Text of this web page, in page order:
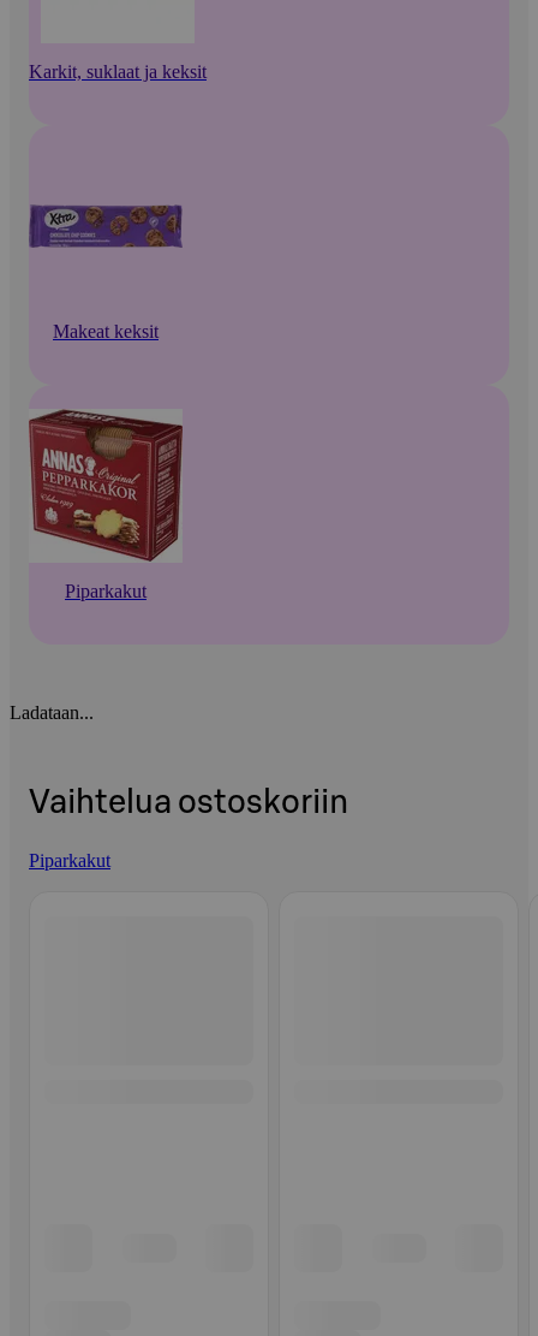
Karkit, suklaat ja keksit
Makeat keksit
Piparkakut
Ladataan...
Vaihtelua ostoskoriin
Piparkakut